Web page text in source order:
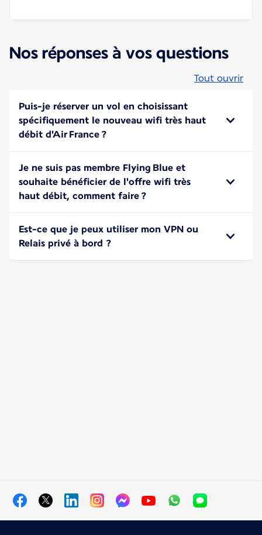
Nos réponses à vos questions
Tout ouvrir
Puis-je réserver un vol en choisissant
spécifiquement le nouveau wifi très haut
débit d'Air France ?
Je ne suis pas membre Flying Blue et
souhaite bénéficier de l'offre wifi très
haut débit, comment faire ?
Est-ce que je peux utiliser mon VPN ou
Relais privé à bord ?